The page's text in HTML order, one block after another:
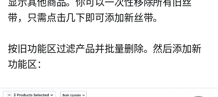
显示其他商品。你可以一次性移除所有旧丝
带，只需点击几下即可添加新丝带。
按旧功能区过滤产品并批量删除。然后添加新
功能区：